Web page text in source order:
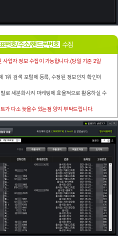
번호/주소/핸드폰번호 수집
사업자 정보 수집이 가능합니다.(당일 기준 2일
1위 검색 포털에 등록, 수정된 정보인지 확인이
로 세분화시켜 마케팅에 효율적으로 활용하실 수
가 다소 늦을수 있는점 양지 부탁드립니다.